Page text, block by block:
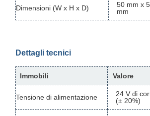
Dimensioni (W x H x D)
50 mm x
mm
Dettagli tecnici
Immobili Valore
Tensione di alimentazione
24 V di
(± 20%)